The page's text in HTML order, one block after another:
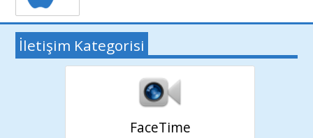
İletişim Kategorisi
FaceTime